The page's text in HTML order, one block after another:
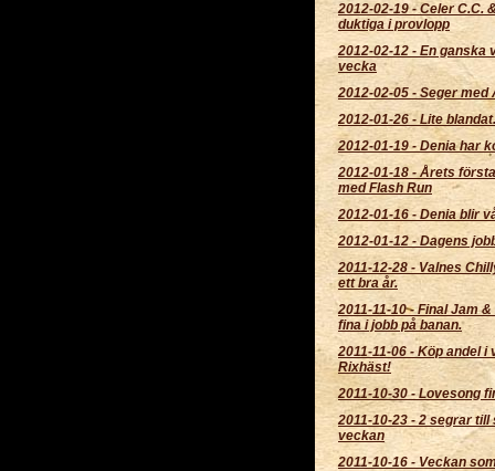
2012-02-19-Celer C.C.
duktiga i provlopp
2012-02-12 - En ganska
vecka
2012-02-05 -Seger med
2012-01-26- Lite
2012-01-19- Denia har
2012-01-18 -Årets
med Flash Run
2012-01-16 - Denia blir
2012-01-12 -Dagens
2011-12-28 -Valnes
ett bra år.
2011-11-10-Final Jam
fina i jobb på banan.
2011-11-06 - Köp andel i
Rixhäst!
2011-10-30- Lovesong
2011-10-23 -2 segrar till
veckan
2011-10-16 - Veckan